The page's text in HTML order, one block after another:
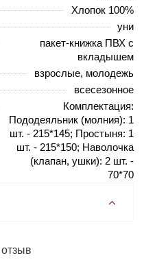
Хлопок 100%
уни
пакет-книжка ПВХ с
вкладышем
взрослые, молодежь
всесезонное
Комплектация:
Пододеяльник (молния): 1
шт. - 215*145; Простыня: 1
шт. - 215*150; Наволочка
(клапан, ушки): 2 шт. -
70*70